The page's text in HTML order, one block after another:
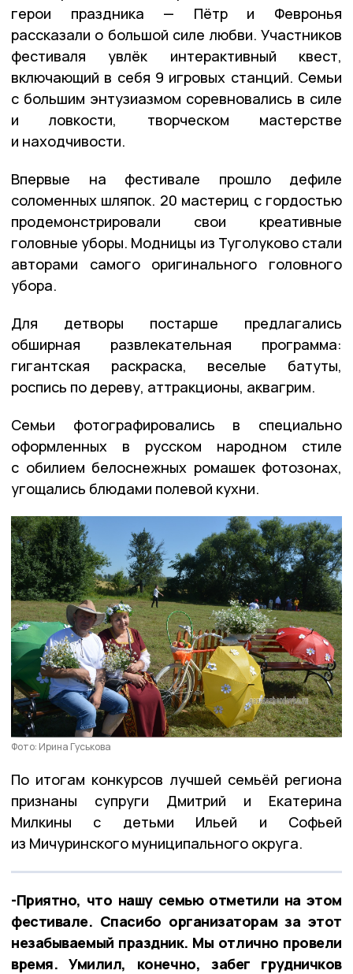
герои праздника — Пётр и Февронья
рассказали о большой силе любви. Участников
фестиваля увлёк интерактивный квест,
включающий в себя 9 игровых станций. Семьи
с большим энтузиазмом соревновались в силе
и ловкости, творческом мастерстве
и находчивости.
Впервые на фестивале прошло дефиле
соломенных шляпок. 20 мастериц с гордостью
продемонстрировали свои креативные
головные уборы. Модницы из Туголуково стали
авторами самого оригинального головного
убора.
Для детворы постарше предлагались
обширная развлекательная программа:
гигантская раскраска, веселые батуты,
роспись по дереву, аттракционы, аквагрим.
Семьи фотографировались в специально
оформленных в русском народном стиле
с обилием белоснежных ромашек фотозонах,
угощались блюдами полевой кухни.
Фото: Ирина Гуськова
По итогам конкурсов лучшей семьёй региона
признаны супруги Дмитрий и Екатерина
Милкины с детьми Ильей и Софьей
из Мичуринского муниципального округа.
-Приятно, что нашу семью отметили на этом
фестивале. Спасибо организаторам за этот
незабываемый праздник. Мы отлично провели
время. Умилил, конечно, забег грудничков